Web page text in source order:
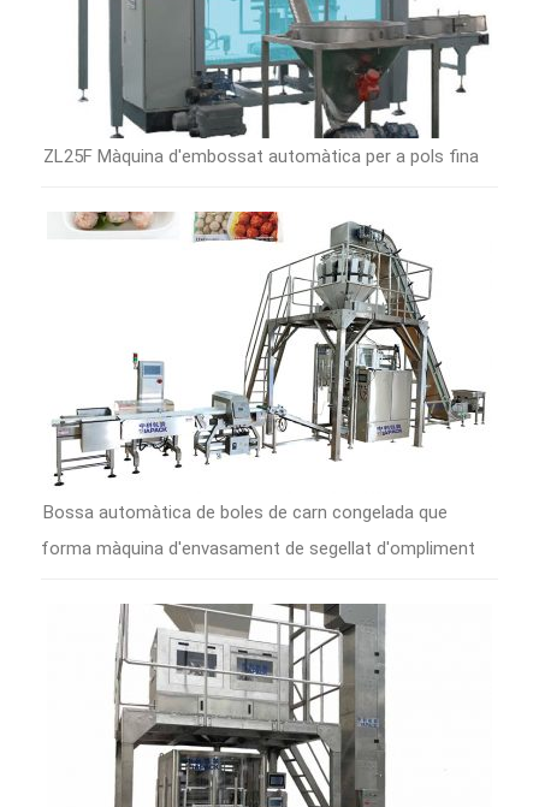
ZL25F Màquina d'embossat automàtica per a pols fina
Bossa automàtica de boles de carn congelada que
forma màquina d'envasament de segellat d'ompliment